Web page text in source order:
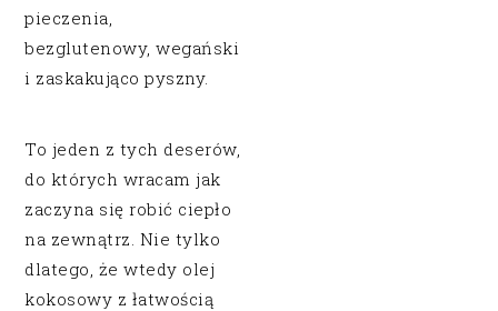
pieczenia,
bezglutenowy, wegański
i zaskakująco pyszny.
To jeden z tych deserów,
do których wracam jak
zaczyna się robić ciepło
na zewnątrz. Nie tylko
dlatego, że wtedy olej
kokosowy z łatwością